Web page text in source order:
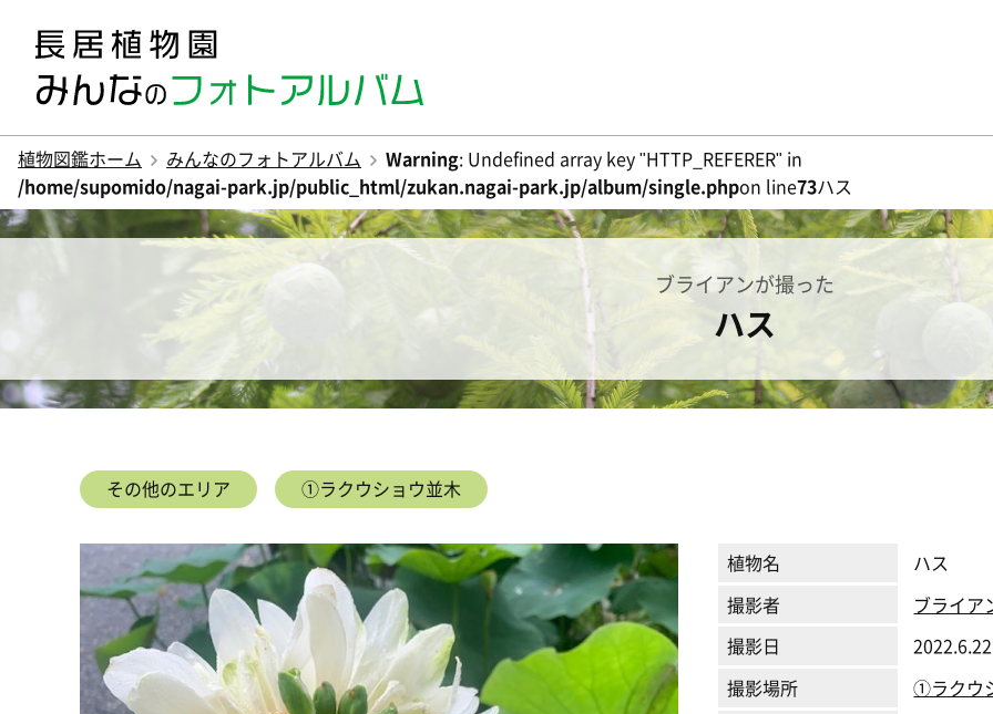
植物図鑑ホーム みんなのフォトアルバム Warning: Undefined array key "HTTP_REFERER" in
/home/supomido/nagai-park.jp/public_html/zukan.nagai-park.jp/album/single.phpon line73ハス
ブライアンが撮った
ハス
その他のエリア ①ラクウショウ並木
植物名
ハス
撮影者
ブライア
撮影日
2022.6.22
撮影場所
①ラクウ